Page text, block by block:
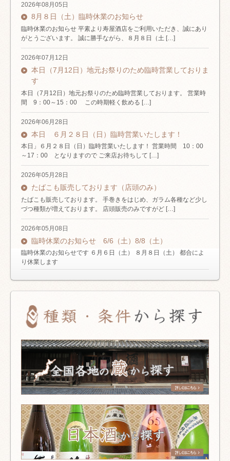
2026年08月05日
8月８日（土）臨時休業のお知らせ
臨時休業のお知らせ 平素より寿屋酒店をご利用いただき、誠にあり
がとうございます。 誠に勝手ながら、８月８日（土 […]
2026年07月12日
本日（7月12日）地元お祭りのため臨時営業しておりま
す
本日（7月12日）地元お祭りのため臨時営業しております。 営業時
間 9：00～15：00 この時期軽く飲める […]
2026年06月28日
本日 ６月２８日（日）臨時営業いたします！
本日」６月２８日（日）臨時営業いたします！ 営業時間 10：00
～17：00 となりますので ご来店お待ちして […]
2026年05月28日
たばこも販売しております（店頭のみ）
たばこも販売しております。 手巻きをはじめ、ガラム各種など少し
づつ種類が増えております。 店頭販売のみですがど […]
2026年05月08日
臨時休業のお知らせ 6/6（土）8/8（土）
臨時休業のお知らせです ６月６日（土） ８月８日（土） 都合によ
り休業します